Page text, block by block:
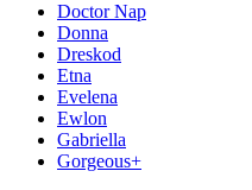
Doctor Nap
Donna
Dreskod
Etna
Evelena
Ewlon
Gabriella
Gorgeous+